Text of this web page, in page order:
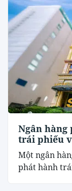
Ngân hàng
trái phiếu
Một ngân
phát hành